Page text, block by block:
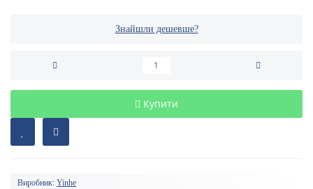
Знайшли дешевше?
Купити
Виробник: Yinhe